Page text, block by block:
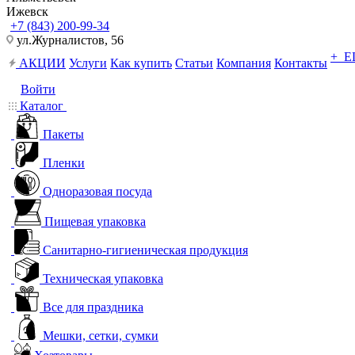
Ижевск
+7 (843) 200-99-34
ул.Журналистов, 56
АКЦИИ Услуги Как купить Статьи Компания Контакты +
Войти
Каталог
Пакеты
Пленки
Одноразовая посуда
Пищевая упаковка
Санитарно-гигиеническая продукция
Техническая упаковка
Все для праздника
Мешки, сетки, сумки